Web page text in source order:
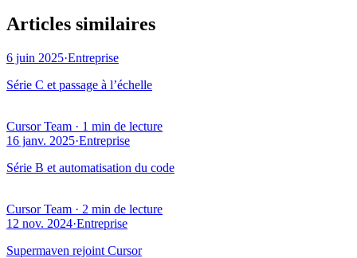
Articles similaires
6 juin 2025·Entreprise
Série C et passage à l’échelle
Cursor Team · 1 min de lecture
16 janv. 2025·Entreprise
Série B et automatisation du code
Cursor Team · 2 min de lecture
12 nov. 2024·Entreprise
Supermaven rejoint Cursor